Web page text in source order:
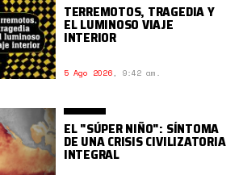
TERREMOTOS, TRAGEDIA Y
EL LUMINOSO VIAJE
INTERIOR
5 Ago 2026, 9:42 am.
EL "SÚPER NIÑO": SÍNTOMA
DE UNA CRISIS CIVILIZATORIA
INTEGRAL